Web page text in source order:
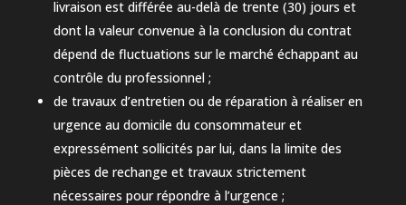
livraison est différée au-delà de trente (30) jours et
dont la valeur convenue à la conclusion du contrat
dépend de fluctuations sur le marché échappant au
contrôle du professionnel ;
de travaux d’entretien ou de réparation à réaliser en
urgence au domicile du consommateur et
expressément sollicités par lui, dans la limite des
pièces de rechange et travaux strictement
nécessaires pour répondre à l’urgence ;